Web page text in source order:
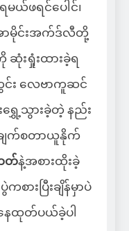
မယ်ဖရင်ပေါင်၊
အာမိုင်းအက်ဒ်လီတို့
းရှုံးထားခဲ့ရ
င်း လေဗာကူဆင်
ရွှေ့သွားခဲ့တဲ့ နည်း
ချက်စတာယူနိုက်
တ်နဲ့အစားထိုးခဲ့
ားပြီးချိန်မှာပဲ
ထုတ်ပယ်ခဲ့ပါ